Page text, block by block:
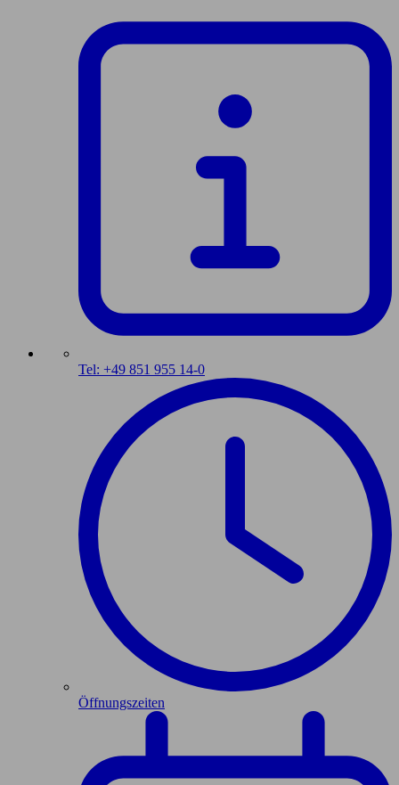
Tel: +49 851 955 14-0
Öffnungszeiten